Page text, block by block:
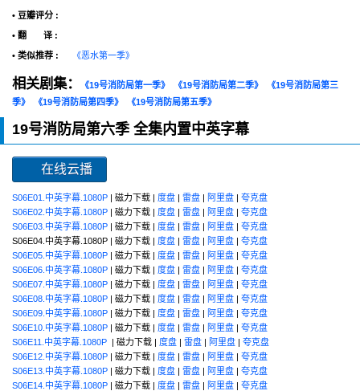
• 豆瓣评分 :
• 翻 译 :
• 类似推荐 : 《恶水第一季》
相关剧集： 《19号消防局第一季》 《19号消防局第二季》
《19号消防局第三
季》
《19号消防局第四季》 《19号消防局第五季》
19号消防局第六季 全集内置中英字幕
在线云播
S06E01.中英字幕.1080P | 磁力下载 | 度盘 | 雷盘 | 阿里盘 | 夸克盘
S06E02.中英字幕.1080P | 磁力下载 | 度盘 | 雷盘 | 阿里盘 | 夸克盘
S06E03.中英字幕.1080P | 磁力下载 | 度盘 | 雷盘 | 阿里盘 | 夸克盘
S06E04.中英字幕.1080P | 磁力下载 | 度盘 | 雷盘 | 阿里盘 | 夸克盘
S06E05.中英字幕.1080P | 磁力下载 | 度盘 | 雷盘 | 阿里盘 | 夸克盘
S06E06.中英字幕.1080P | 磁力下载 | 度盘 | 雷盘 | 阿里盘 | 夸克盘
S06E07.中英字幕.1080P | 磁力下载 | 度盘 | 雷盘 | 阿里盘 | 夸克盘
S06E08.中英字幕.1080P | 磁力下载 | 度盘 | 雷盘 | 阿里盘 | 夸克盘
S06E09.中英字幕.1080P | 磁力下载 | 度盘 | 雷盘 | 阿里盘 | 夸克盘
S06E10.中英字幕.1080P | 磁力下载 | 度盘 | 雷盘 | 阿里盘 | 夸克盘
S06E11.中英字幕.1080P | 磁力下载 | 度盘 | 雷盘 | 阿里盘 | 夸克盘
S06E12.中英字幕.1080P | 磁力下载 | 度盘 | 雷盘 | 阿里盘 | 夸克盘
S06E13.中英字幕.1080P | 磁力下载 | 度盘 | 雷盘 | 阿里盘 | 夸克盘
S06E14.中英字幕.1080P | 磁力下载 | 度盘 | 雷盘 | 阿里盘 | 夸克盘